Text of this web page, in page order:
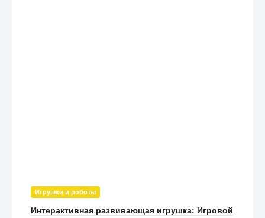
Игрушки и роботы
Интерактивная развивающая игрушка: Игровой